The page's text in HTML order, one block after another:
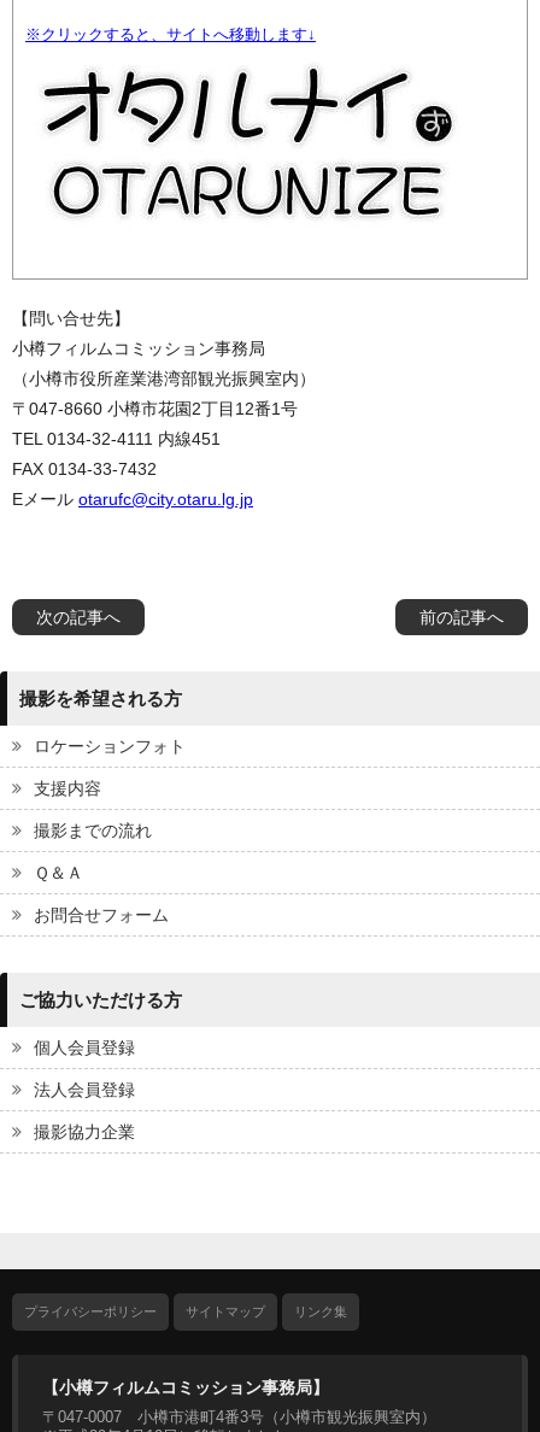
※クリックすると、サイトへ移動します↓
【問い合せ先】
小樽フィルムコミッション事務局
（小樽市役所産業港湾部観光振興室内）
〒047-8660 小樽市花園2丁目12番1号
TEL 0134-32-4111 内線451
FAX 0134-33-7432
Eメール otarufc@city.otaru.lg.jp
前の記事へ
次の記事へ
撮影を希望される方
ロケーションフォト
支援内容
撮影までの流れ
Ｑ＆Ａ
お問合せフォーム
ご協力いただける方
個人会員登録
法人会員登録
撮影協力企業
プライバシーポリシー サイトマップ リンク集
【小樽フィルムコミッション事務局】
〒047-0007 小樽市港町4番3号（小樽市観光振興室内）